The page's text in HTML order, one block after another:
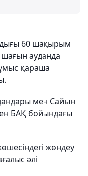
60 шақырым
ауданда
қараша
мен Сайын
БАҚ бойындағы
жөндеу
әлі